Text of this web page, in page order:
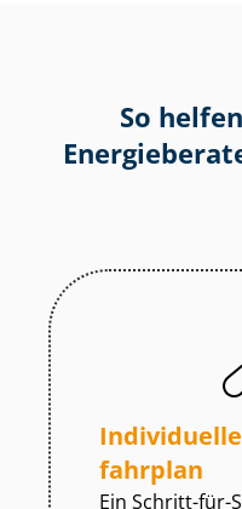
So
fahr­plan
Ein Schritt-für-